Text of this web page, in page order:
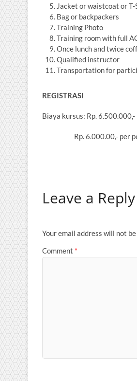
Jacket or waistcoat or
Bag or backpackers
Training Photo
Training room with full
Once lunch and twice
Qualified instructor
Transportation for
REGISTRASI
Biaya kursus: Rp.
Rp. 6.000.00,- per
Leave a Reply
Your email address will not
Comment *